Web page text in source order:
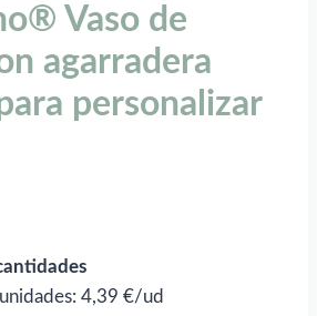
Vaso de
agarradera
personalizar
4,39 €/ud